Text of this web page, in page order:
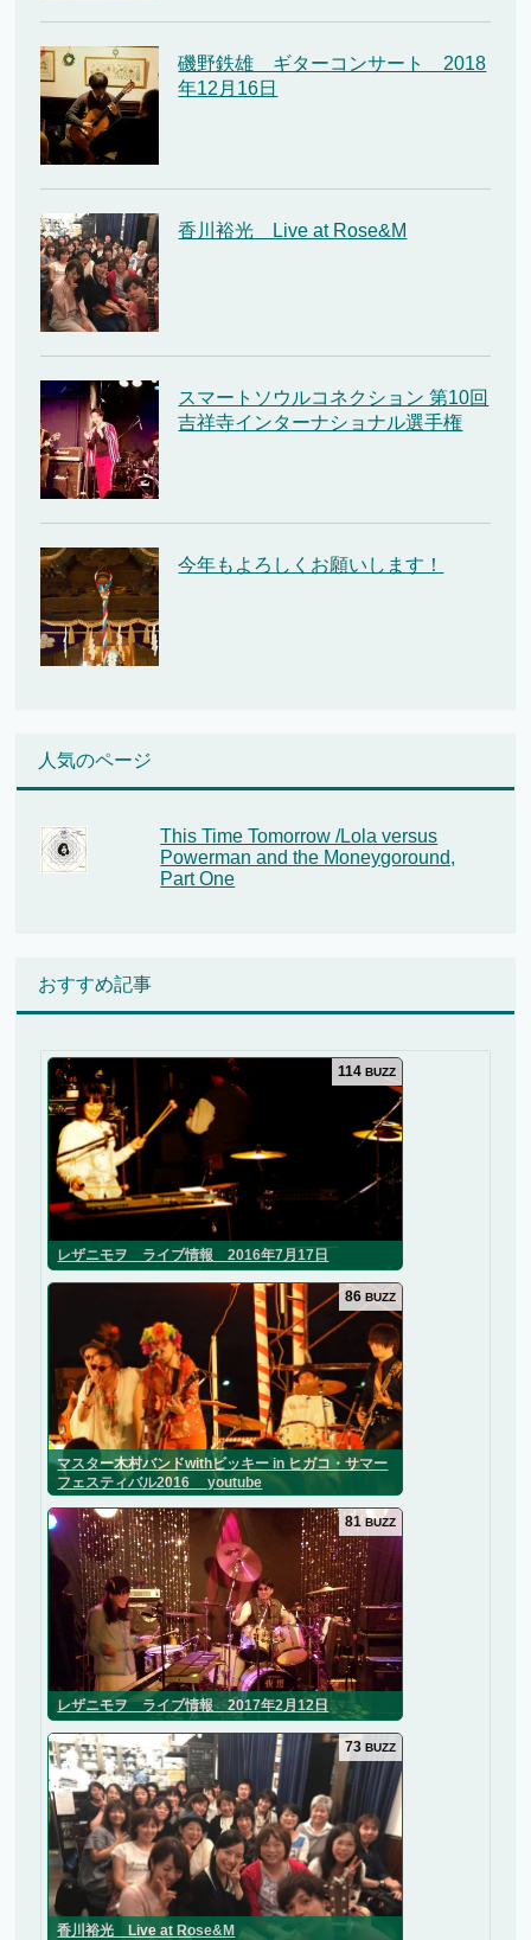
磯野鉄雄 ギターコンサート 2018
年12月16日
香川裕光 Live at Rose&M
スマートソウルコネクション 第10回
吉祥寺インターナショナル選手権
今年もよろしくお願いします！
人気のページ
This Time Tomorrow /Lola versus
Powerman and the Moneygoround,
Part One
おすすめ記事
レザニモヲ ライブ情報 2016年7月17日
114 BUZZ
マスター木村バンドwithビッキー in ヒガコ・サマー
フェスティバル2016 youtube
86 BUZZ
レザニモヲ ライブ情報 2017年2月12日
81 BUZZ
香川裕光 Live at Rose&M
73 BUZZ